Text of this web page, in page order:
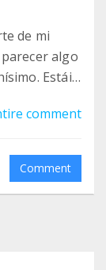
de mi
algo
Estáis
lo
la
para
comment
Comment